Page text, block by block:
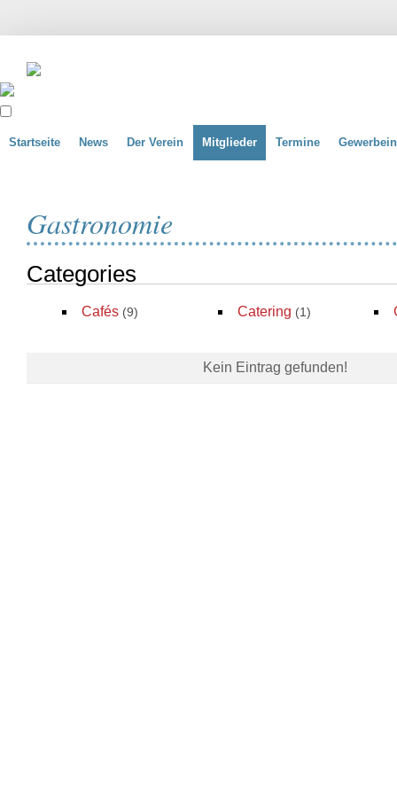
Startseite News Der Verein Mitglieder Termine
Gastronomie
Categories
Cafés (9) Catering (1)
Kein Eintrag gefunden!